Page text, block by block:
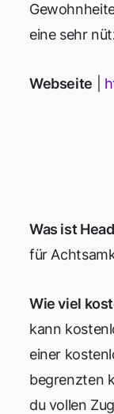
eine sehr
Webseite
Was ist
für
Wie viel
kann
einer
begrenzten
du vollen